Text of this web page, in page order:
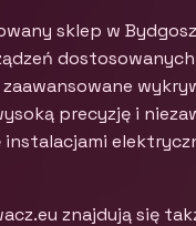
sklep w
precyzję i
instalacjami
znajdują się